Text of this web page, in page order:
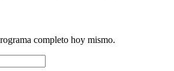
completo hoy mismo.